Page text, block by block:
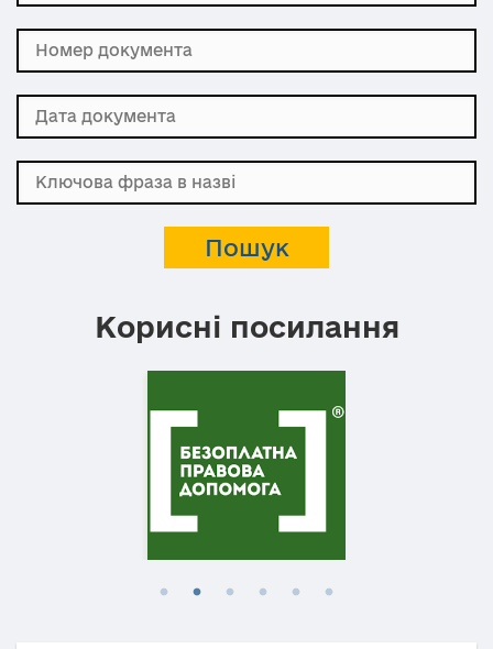
Корисні посилання